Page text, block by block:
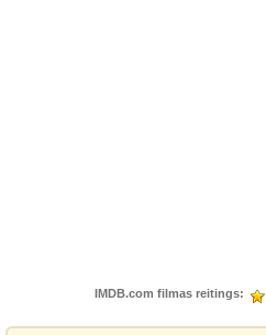
IMDB.com filmas reitings: